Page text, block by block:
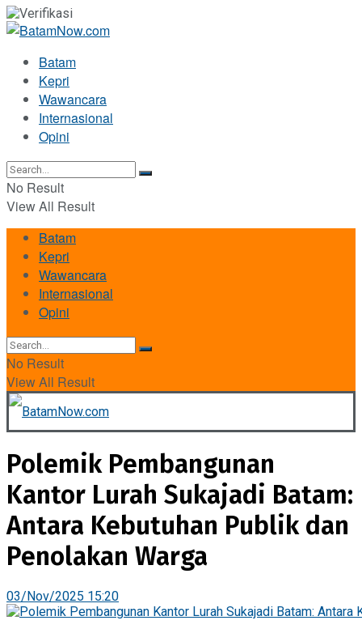
Batam
Kepri
Wawancara
Internasional
Opini
No Result
View All Result
Batam
Kepri
Wawancara
Internasional
Opini
No Result
View All Result
Polemik Pembangunan
Kantor Lurah Sukajadi Batam:
Antara Kebutuhan Publik dan
Penolakan Warga
03/Nov/2025 15:20